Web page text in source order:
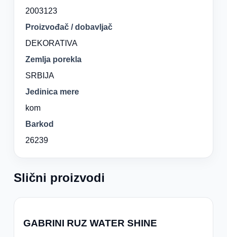
2003123
Proizvođač / dobavljač
DEKORATIVA
Zemlja porekla
SRBIJA
Jedinica mere
kom
Barkod
26239
Slični proizvodi
GABRINI RUZ WATER SHINE